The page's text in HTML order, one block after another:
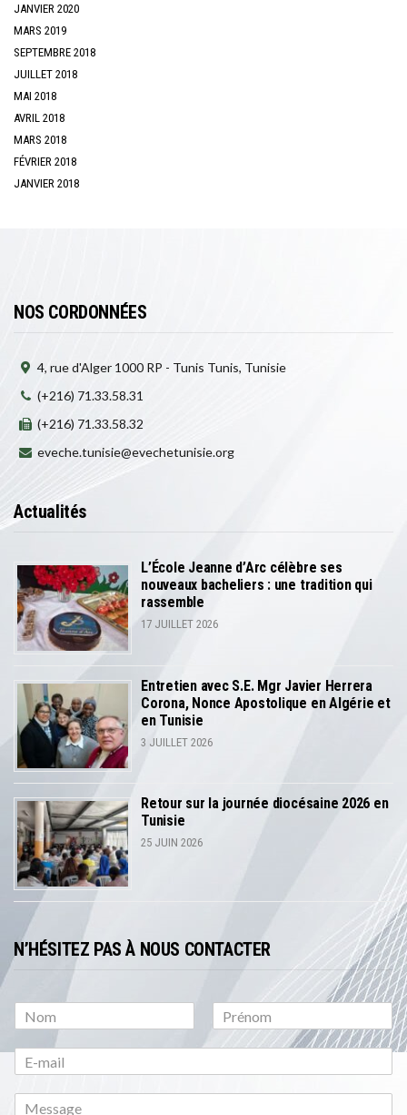
JANVIER 2020
MARS 2019
SEPTEMBRE 2018
JUILLET 2018
MAI 2018
AVRIL 2018
MARS 2018
FÉVRIER 2018
JANVIER 2018
NOS CORDONNÉES
4, rue d'Alger 1000 RP - Tunis Tunis, Tunisie
(+216) 71.33.58.31
(+216) 71.33.58.32
eveche.tunisie@evechetunisie.org
Actualités
L’École Jeanne d’Arc célèbre ses
nouveaux bacheliers : une tradition qui
rassemble
17 JUILLET 2026
Entretien avec S.E. Mgr Javier Herrera
Corona, Nonce Apostolique en Algérie et
en Tunisie
3 JUILLET 2026
Retour sur la journée diocésaine 2026 en
Tunisie
25 JUIN 2026
N’HÉSITEZ PAS À NOUS CONTACTER
r
n
o
o